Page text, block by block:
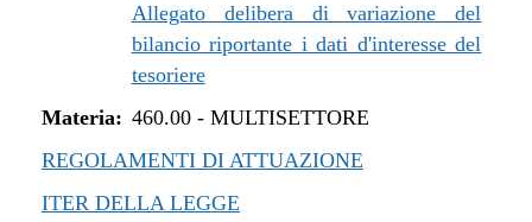
Allegato delibera di variazione del
bilancio riportante i dati d'interesse del
tesoriere
Materia: 460.00- MULTISETTORE
REGOLAMENTI DI ATTUAZIONE
ITER DELLA LEGGE